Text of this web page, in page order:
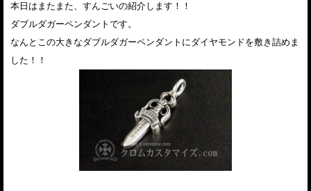
本日はまたまた、すんごいの紹介します！！
ダブルダガーペンダントです。
なんとこの大きなダブルダガーペンダントにダイヤモンドを敷き詰めま
した！！